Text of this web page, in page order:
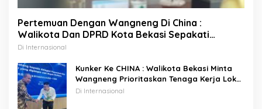
Pertemuan Dengan Wangneng Di China :
Walikota Dan DPRD Kota Bekasi Sepakati
Percepatan Pembangunan PSEL
Di Internasional
Kunker Ke CHINA : Walikota Bekasi Minta
Wangneng Prioritaskan Tenaga Kerja Lokal
Pada Proyek PSEL
Di Internasional